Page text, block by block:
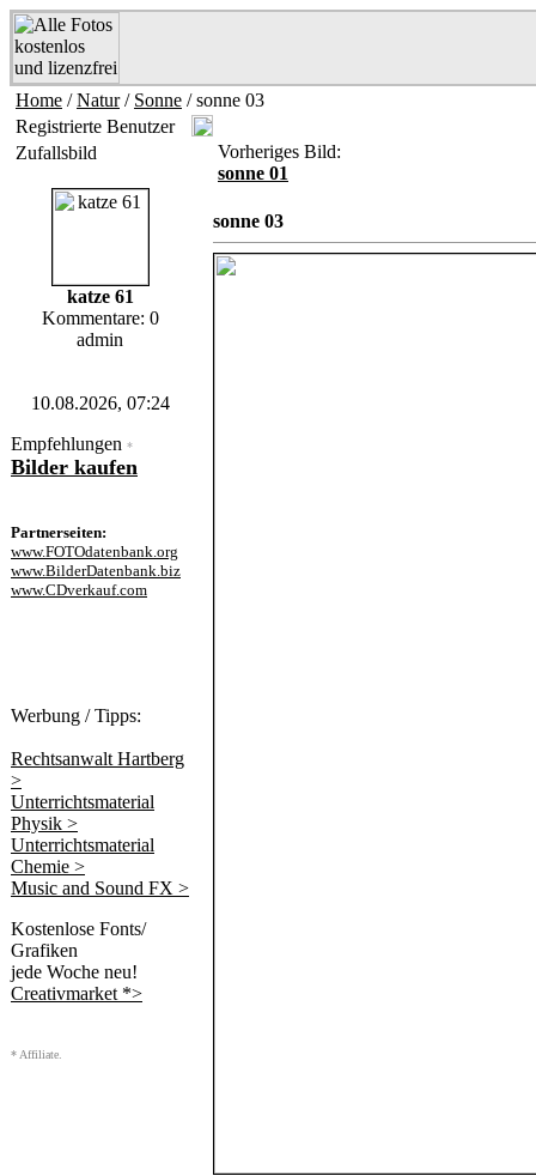
Home /Natur/ Sonne / sonne 03
Registrierte Benutzer
Zufallsbild
katze 61
Kommentare: 0
admin
10.08.2026, 07:24
Empfehlungen *
Bilder kaufen
Partnerseiten:
www.FOTOdatenbank.org
www.BilderDatenbank.biz
www.CDverkauf.com
Werbung / Tipps:
Rechtsanwalt Hartberg
>
Unterrichtsmaterial
Physik >
Unterrichtsmaterial
Chemie >
Music and Sound FX >
Kostenlose Fonts/
Grafiken
jede Woche neu!
Creativmarket *>
* Affiliate.
Vorheriges Bild:
sonne 01
sonne 03